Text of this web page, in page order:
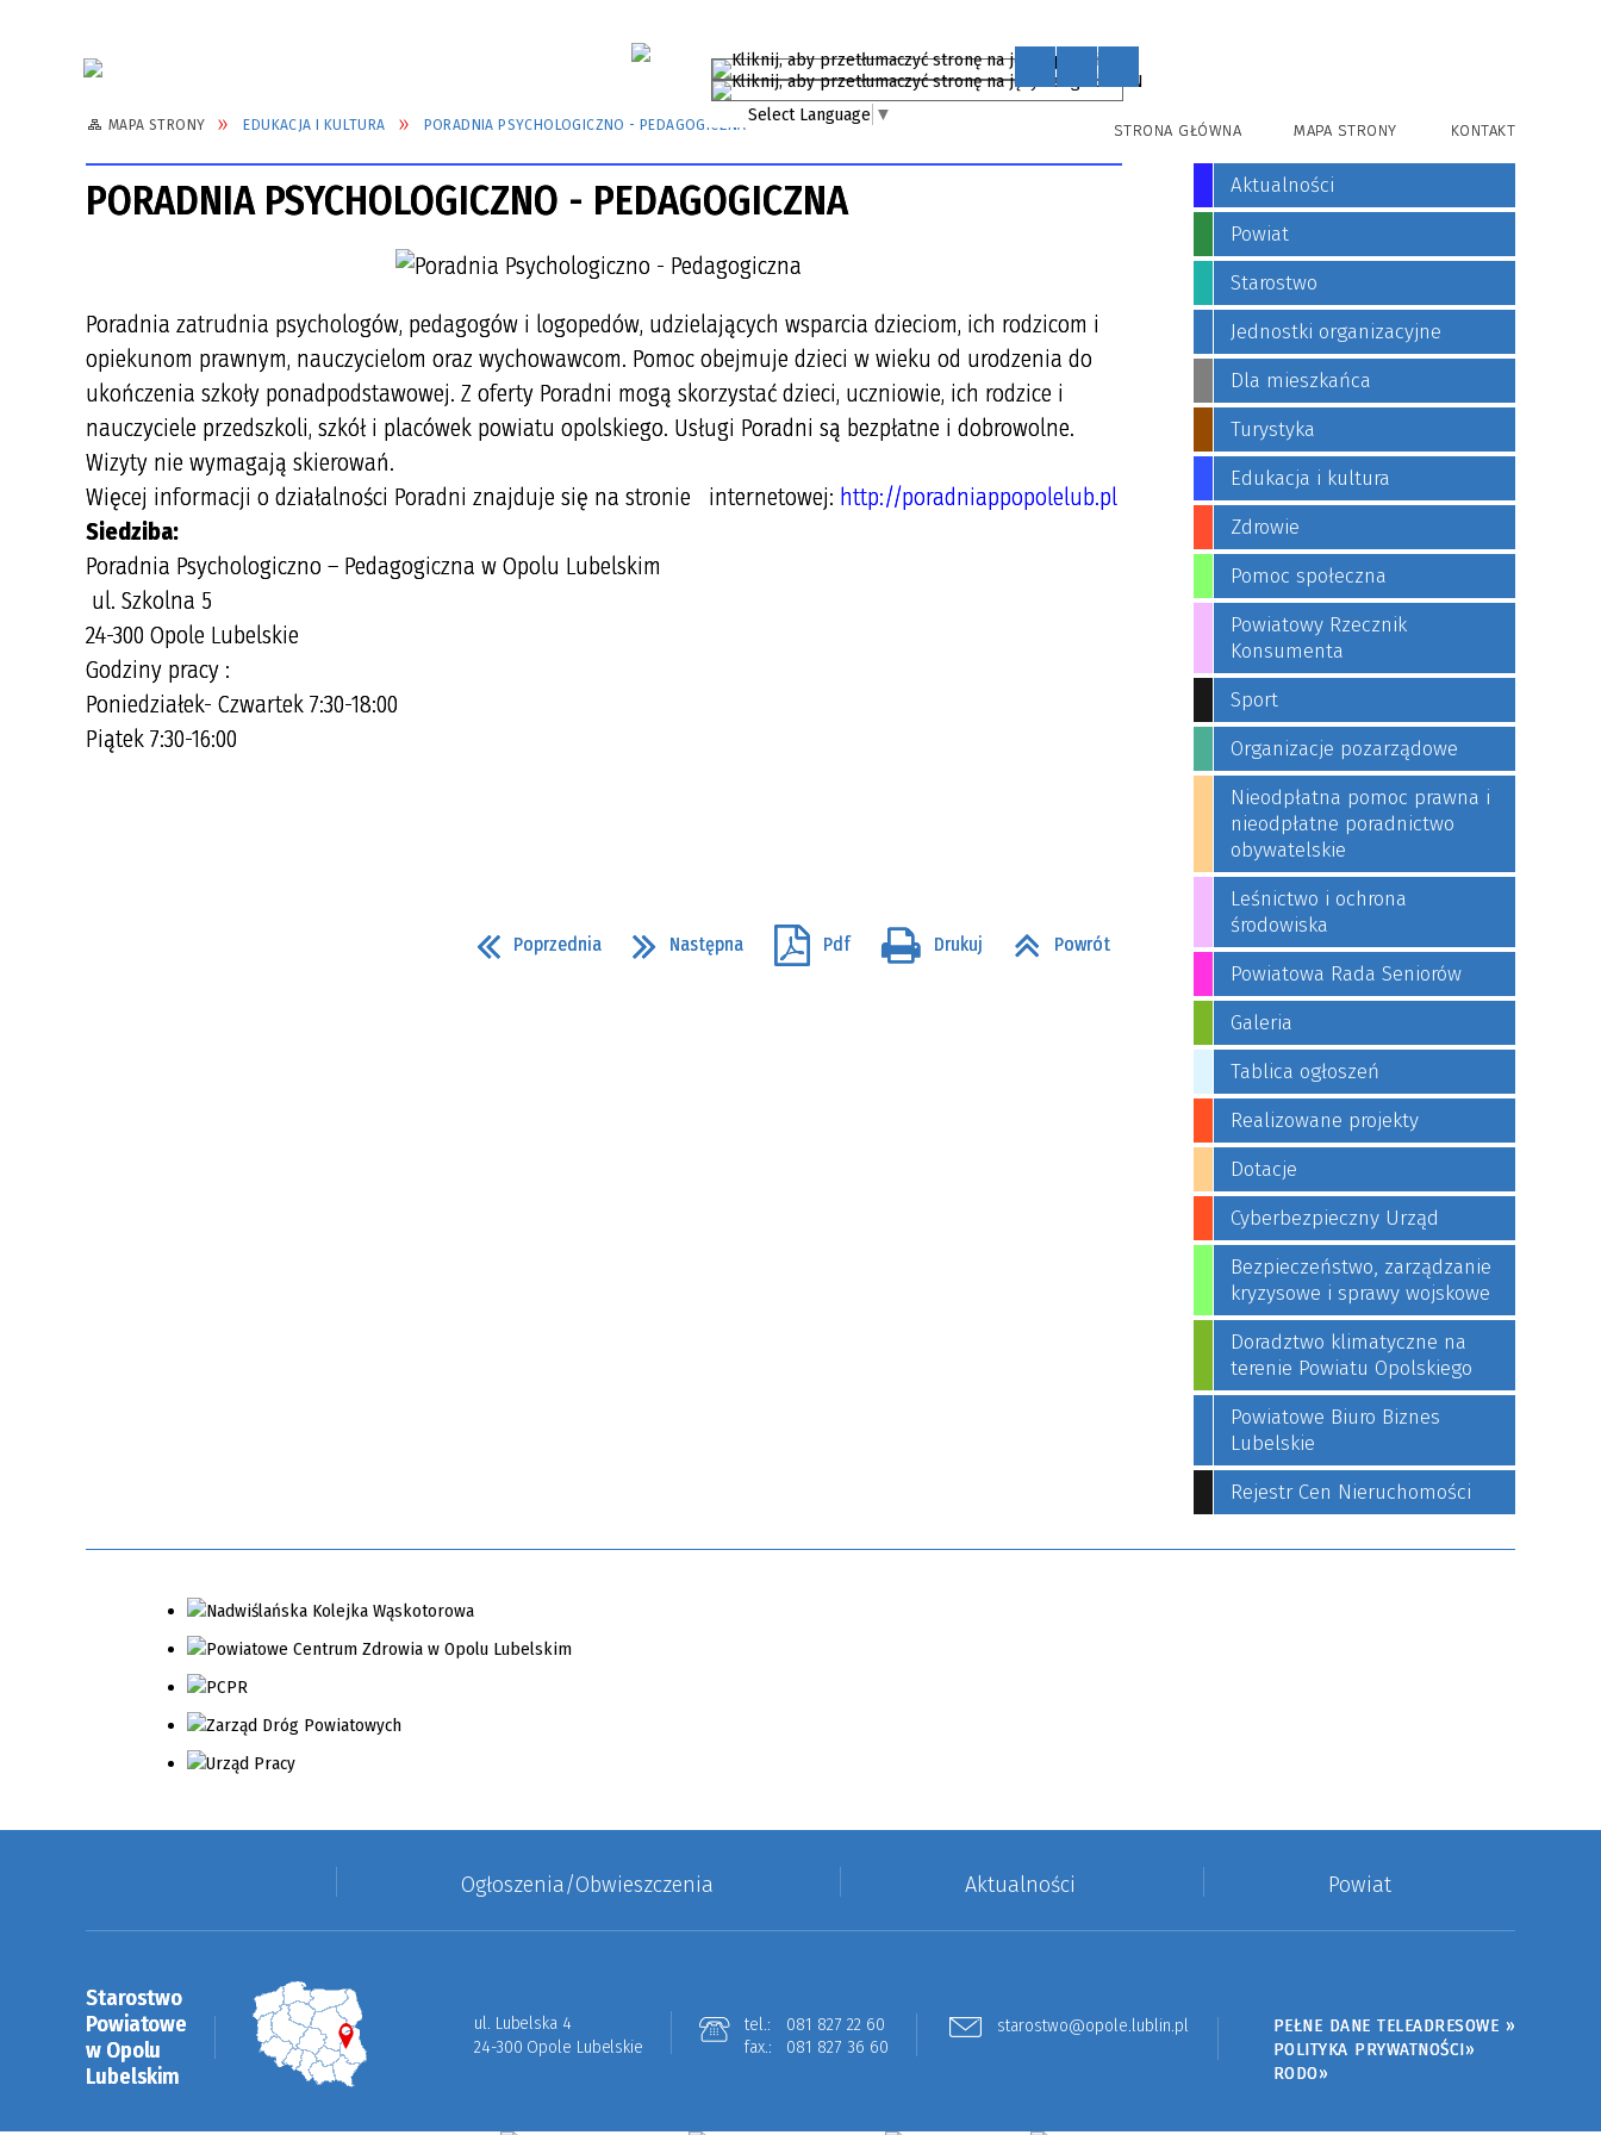
EN
Select Language ▼
STRONA GŁÓWNA MAPA STRONY KONTAKT
MAPA STRONY EDUKACJA I KULTURA PORADNIA PSYCHOLOGICZNO - PEDAGOGICZNA
PORADNIA PSYCHOLOGICZNO - PEDAGOGICZNA
Poradnia zatrudnia psychologów, pedagogów i logopedów, udzielających wsparcia dzieciom, ich rodzicom i
opiekunom prawnym, nauczycielom oraz wychowawcom. Pomoc obejmuje dzieci w wieku od urodzenia do
ukończenia szkoły ponadpodstawowej. Z oferty Poradni mogą skorzystać dzieci, uczniowie, ich rodzice i
nauczyciele przedszkoli, szkół i placówek powiatu opolskiego. Usługi Poradni są bezpłatne i dobrowolne.
Wizyty nie wymagają skierowań.
Więcej informacji o działalności Poradni znajduje się na stronie internetowej: http://poradniappopolelub.pl
Siedziba:
Poradnia Psychologiczno – Pedagogiczna w Opolu Lubelskim
ul. Szkolna 5
24-300 Opole Lubelskie
Godziny pracy :
Poniedziałek- Czwartek 7:30-18:00
Piątek 7:30-16:00
Poprzednia Następna Pdf Drukuj Powrót
Aktualności
Powiat
Starostwo
Jednostki organizacyjne
Dla mieszkańca
Turystyka
Edukacja i kultura
Zdrowie
Pomoc społeczna
Powiatowy Rzecznik
Konsumenta
Sport
Organizacje pozarządowe
Nieodpłatna pomoc prawna i
nieodpłatne poradnictwo
obywatelskie
Leśnictwo i ochrona
środowiska
Powiatowa Rada Seniorów
Galeria
Tablica ogłoszeń
Realizowane projekty
Dotacje
Cyberbezpieczny Urząd
Bezpieczeństwo, zarządzanie
kryzysowe i sprawy wojskowe
Doradztwo klimatyczne na
terenie Powiatu Opolskiego
Powiatowe Biuro Biznes
Lubelskie
Rejestr Cen Nieruchomości
Ogłoszenia/Obwieszczenia Aktualności Powiat
Starostwo
Powiatowe
w Opolu
Lubelskim
ul. Lubelska 4
24-300 Opole Lubelskie
tel.:
081 827 22 60
fax.:
081 827 36 60
starostwo@opole.lublin.pl
PEŁNE DANE TELEADRESOWE »
POLITYKA PRYWATNOŚCI»
RODO»